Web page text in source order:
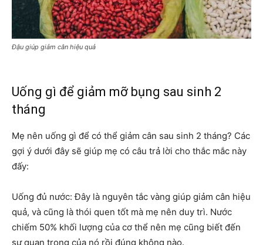
Đậu giúp giảm cân hiệu quả
Uống gì để giảm mỡ bụng sau sinh 2
tháng
Mẹ nên uống gì để có thể giảm cân sau sinh 2 tháng? Các
gợi ý dưới đây sẽ giúp mẹ có câu trả lời cho thắc mắc này
đấy:
Uống đủ nước: Đây là nguyên tắc vàng giúp giảm cân hiệu
quả, và cũng là thói quen tốt mà mẹ nên duy trì. Nước
chiếm 50% khối lượng của cơ thể nên mẹ cũng biết đến
sự quan trọng của nó rồi đúng không nào.